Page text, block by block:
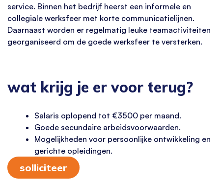
service. Binnen het bedrijf heerst een informele en
collegiale werksfeer met korte communicatielijnen.
Daarnaast worden er regelmatig leuke teamactiviteiten
georganiseerd om de goede werksfeer te versterken.
wat krijg je er voor terug?
Salaris oplopend tot €3500 per maand.
Goede secundaire arbeidsvoorwaarden.
Mogelijkheden voor persoonlijke ontwikkeling en
gerichte opleidingen.
solliciteer